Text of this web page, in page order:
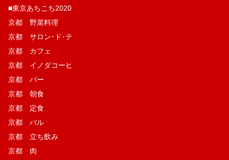
■東京あちこち2020
京都 野菜料理
京都 サロン･ド･テ
京都 カフェ
京都 イノダコーヒ
京都 バー
京都 朝食
京都 定食
京都 バル
京都 立ち飲み
京都 肉